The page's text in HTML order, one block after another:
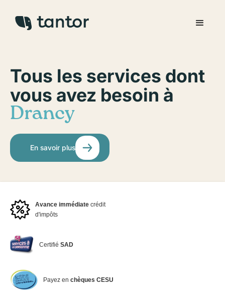
Tous les services dont
vous avez besoin à
Drancy
En savoir plus
Avance immédiate crédit
d'impôts
CertifiéSAD
Payez en chèques CESU